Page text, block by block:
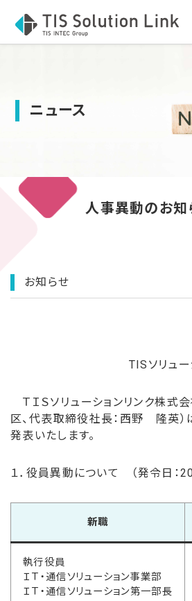
ニュース
人事異動のお知
お知らせ
TISソリュ
ＴＩＳソリューションリンク株式
区、代表取締役社長：西野 隆英）
発表いたします。
１．役員異動について （発令日：
新職
執行役員
ＩＴ・通信ソリューション事業部
ＩＴ・通信ソリューション第一部長